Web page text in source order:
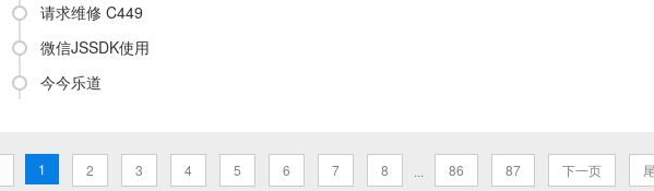
请求维修 C449
微信JSSDK使用
今今乐道
1 2 3 4 5 6 7 8 ... 86 87 下一页